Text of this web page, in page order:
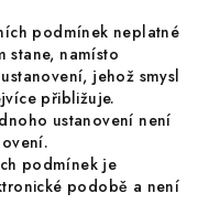
podmínek neplatné
stane, namísto
jehož smysl
přibližuje.
ustanovení není
podmínek je
podobě a není